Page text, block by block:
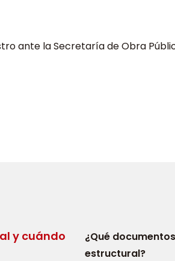
ante la Secretaría de Obra
y cuándo
¿Qué
estructural?